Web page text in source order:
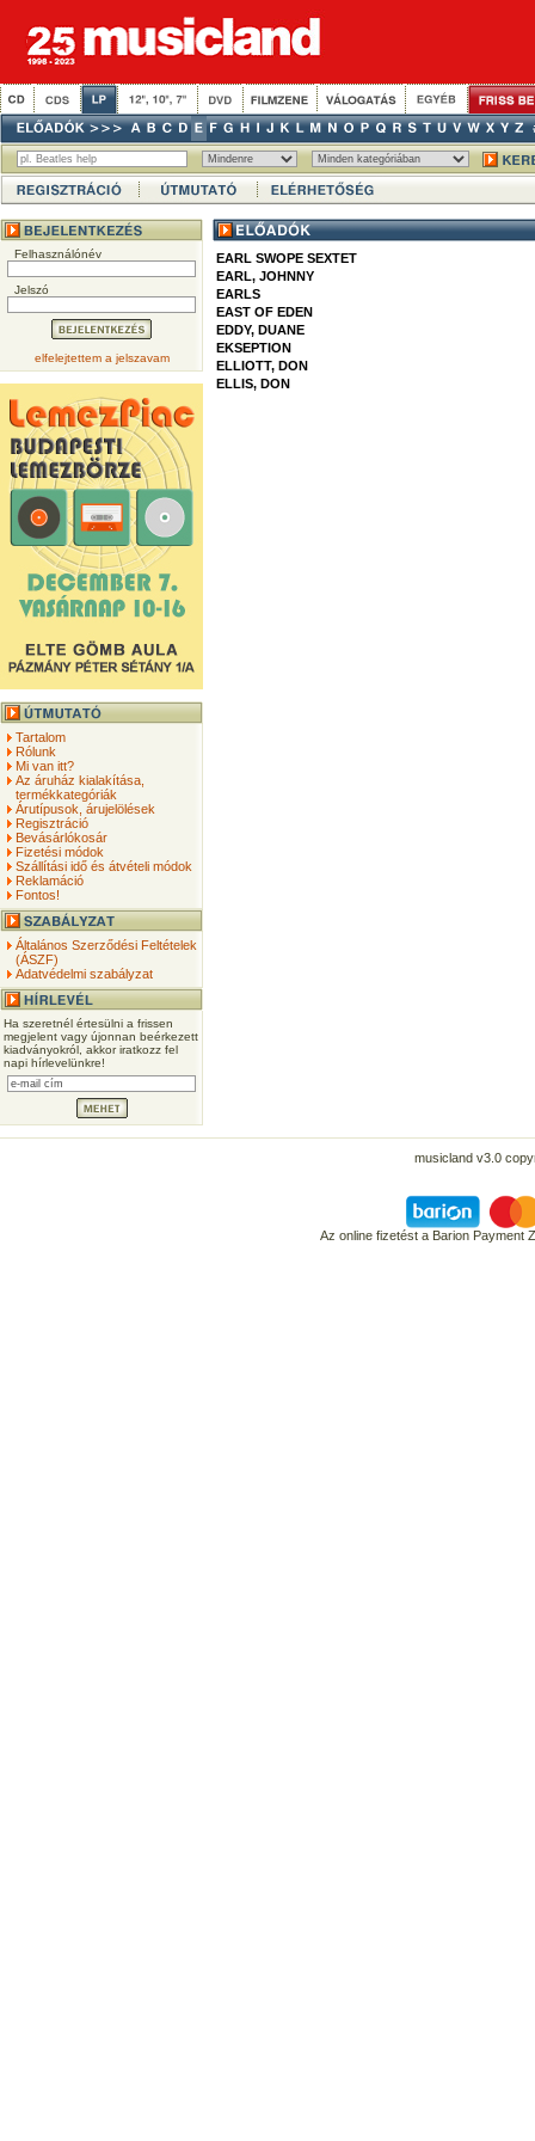
Felhasználónév
Jelszó
elfelejtettem a jelszavam
Tartalom
Rólunk
Mi van itt?
Az áruház kialakítása,
termékkategóriák
Árutípusok, árujelölések
Regisztráció
Bevásárlókosár
Fizetési módok
Szállítási idő és átvételi módok
Reklamáció
Fontos!
Általános Szerződési Feltételek
(ÁSZF)
Adatvédelmi szabályzat
Ha szeretnél értesülni a frissen
megjelent vagy újonnan beérkezett
kiadványokról, akkor iratkozz fel
napi hírlevelünkre!
EARL SWOPE SEXTET
EARL, JOHNNY
EARLS
EAST OF EDEN
EDDY, DUANE
EKSEPTION
ELLIOTT, DON
ELLIS, DON
musicland v3.0
Az online fizetést a Barion Payment